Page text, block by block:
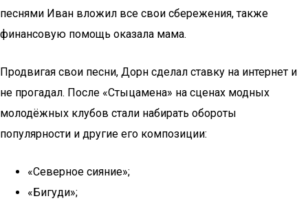
песнями Иван вложил все свои сбережения, также
финансовую помощь оказала мама.
Продвигая свои песни, Дорн сделал ставку на интернет и
не прогадал. После «Стыцамена» на сценах модных
молодёжных клубов стали набирать обороты
популярности и другие его композиции:
«Северное сияние»;
«Бигуди»;